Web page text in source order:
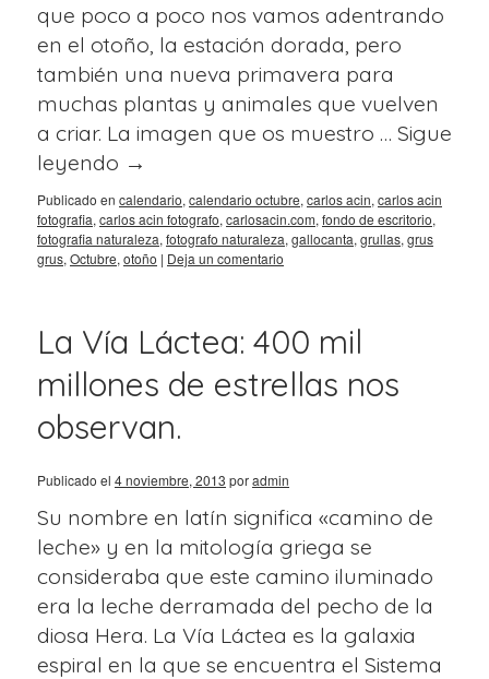
que poco a poco nos vamos adentrando
en el otoño, la estación dorada, pero
también una nueva primavera para
muchas plantas y animales que vuelven
a criar. La imagen que os muestro … Sigue
leyendo →
Publicado en calendario, calendario octubre, carlos acin, carlos acin
fotografia, carlos acin fotografo, carlosacin.com, fondo de escritorio,
fotografia naturaleza, fotografo naturaleza, gallocanta, grullas, grus
grus, Octubre, otoño | Deja un comentario
La Vía Láctea: 400 mil
millones de estrellas nos
observan.
Publicado el 4 noviembre, 2013 poradmin
Su nombre en latín significa «camino de
leche» y en la mitología griega se
consideraba que este camino iluminado
era la leche derramada del pecho de la
diosa Hera. La Vía Láctea es la galaxia
espiral en la que se encuentra el Sistema